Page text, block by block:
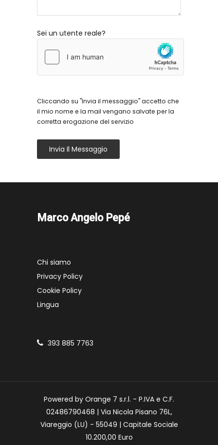
Sei un utente reale?
Cliccando su "Invia il messaggio" accetto che
il mio nome e la mail vengano salvate per la
corretta erogazione del servizio
Invia Il Messaggio
Marco Angelo Pepé
Chi siamo
Privacy Policy
Cookie Policy
Lingua
393 885 7763
Powered by Orange 7 s.r.l. - P.IVA e C.F.
02486790468 | Via Nicola Pisano 76L,
Viareggio (LU) - 55049 | Capitale Sociale
10.200,00 Euro